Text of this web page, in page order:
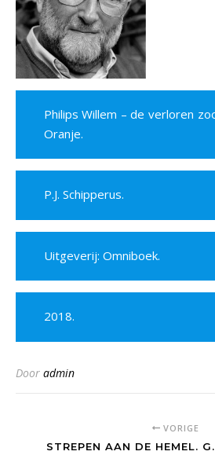
Philips Willem – de verloren
Oranje.
P.J. Schipperus.
Uitgeverij: Omniboek.
2018.
Door admin
VORIGE
STREPEN AAN DE HEMEL.